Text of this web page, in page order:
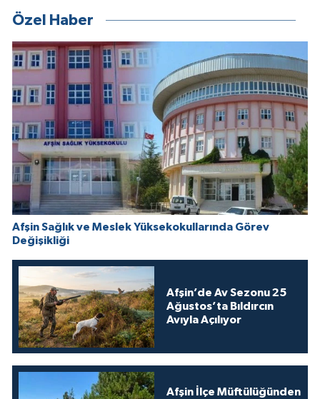
Özel Haber
Afşin Sağlık ve Meslek Yüksekokullarında Görev
Değişikliği
Afşin’de Av Sezonu 25
Ağustos’ta Bıldırcın
Avıyla Açılıyor
Afşin İlçe Müftülüğünden